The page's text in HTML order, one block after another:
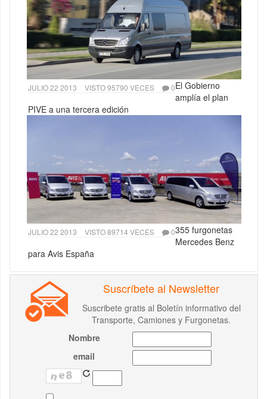
JULIO 22 2013 VISTO 95790 VECES 0El Gobierno
amplía el plan
PIVE a una tercera edición
JULIO 22 2013 VISTO 89714 VECES 0355 furgonetas
Mercedes Benz
para Avis España
Suscríbete al Newsletter
Suscribete gratis al Boletín informativo del
Transporte, Camiones y Furgonetas.
Nombre
email